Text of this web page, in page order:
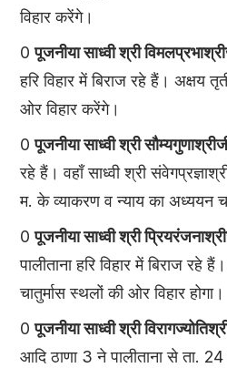
विहार करेंगे।
0पूजनीया साध्वी श्री
हरि विहार में बिराज रहे हैं। अक्षय
ओर विहार करेंगे।
0पूजनीया साध्वी श्री
रहे हैं। वहाँ साध्वी श्री
म. के व्याकरण व न्याय का अध्ययन
0पूजनीया साध्वी श्री
पालीताना हरि विहार में बिराज रहे
चातुर्मास स्थलों की ओर विहार होगा।
0पूजनीया साध्वी श्री
आदि ठाणा 3 ने पालीताना से ता.